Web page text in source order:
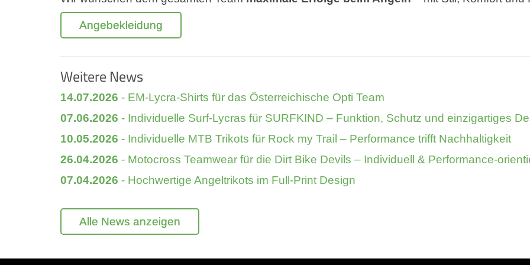
Angebekleidung
Weitere News
14.07.2026 - EM-Lycra-Shirts für das Österreichische Opti Team
07.06.2026 - Individuelle Surf-Lycras für SURFKIND – Funktion, Schutz und einzigartiges
10.05.2026 - Individuelle MTB Trikots für Rock my Trail – Performance trifft Nachhaltigkeit
26.04.2026 - Motocross Teamwear für die Dirt Bike Devils – Individuell & Performance-
07.04.2026 - Hochwertige Angeltrikots im Full-Print Design
Alle News anzeigen